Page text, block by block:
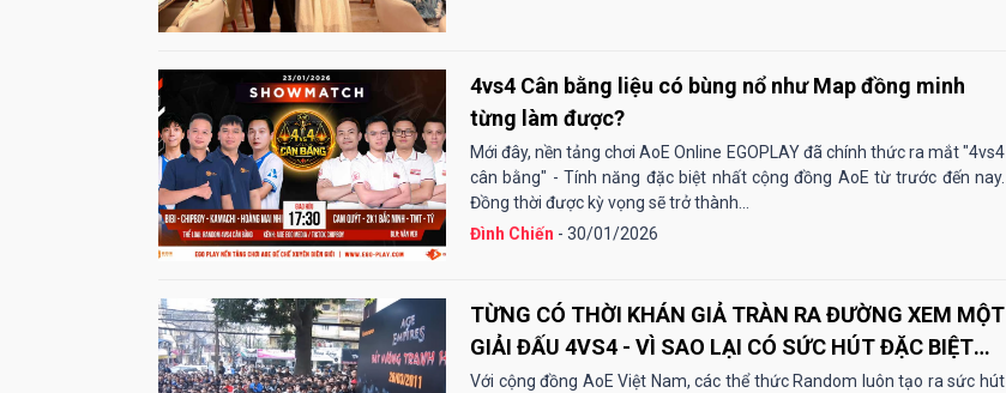
4vs4 Cân bằng liệu có bùng nổ như Map đồng minh
từng làm được?
Mới đây, nền tảng chơi AoE Online EGOPLAY đã chính thức ra mắt "4vs4
cân bằng" - Tính năng đặc biệt nhất cộng đồng AoE từ trước đến nay.
Đồng thời được kỳ vọng sẽ trở thành...
Đình Chiến - 30/01/2026
TỪNG CÓ THỜI KHÁN GIẢ TRÀN RA ĐƯỜNG XEM MỘT
GIẢI ĐẤU 4VS4 - VÌ SAO LẠI CÓ SỨC HÚT ĐẶC BIỆT
ĐẾN VẬY?
Với cộng đồng AoE Việt Nam, các thể thức Random luôn tạo ra sức hút